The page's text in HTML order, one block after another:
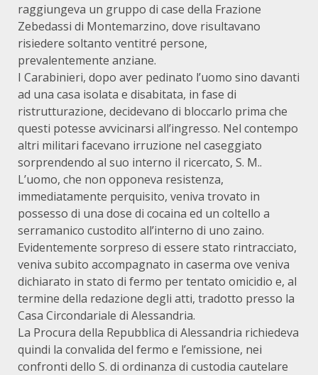
raggiungeva un gruppo di case della Frazione
Zebedassi di Montemarzino, dove risultavano
risiedere soltanto ventitré persone,
prevalentemente anziane.
I Carabinieri, dopo aver pedinato l’uomo sino davanti
ad una casa isolata e disabitata, in fase di
ristrutturazione, decidevano di bloccarlo prima che
questi potesse avvicinarsi all’ingresso. Nel contempo
altri militari facevano irruzione nel caseggiato
sorprendendo al suo interno il ricercato, S. M..
L’uomo, che non opponeva resistenza,
immediatamente perquisito, veniva trovato in
possesso di una dose di cocaina ed un coltello a
serramanico custodito all’interno di uno zaino.
Evidentemente sorpreso di essere stato rintracciato,
veniva subito accompagnato in caserma ove veniva
dichiarato in stato di fermo per tentato omicidio e, al
termine della redazione degli atti, tradotto presso la
Casa Circondariale di Alessandria.
La Procura della Repubblica di Alessandria richiedeva
quindi la convalida del fermo e l’emissione, nei
confronti dello S. di ordinanza di custodia cautelare